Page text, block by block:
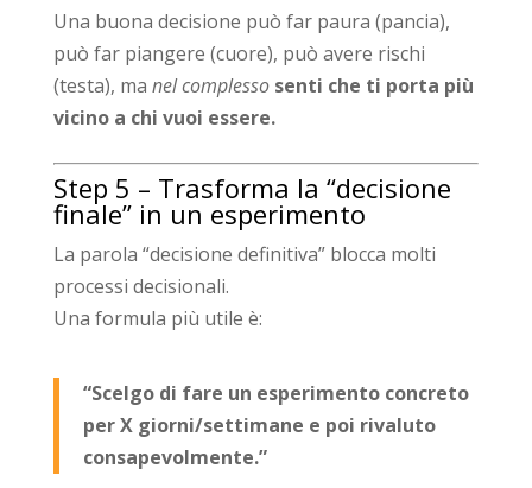
Una buona decisione può far paura (pancia),
può far piangere (cuore), può avere rischi
(testa), ma nel complesso senti che ti porta più
vicino a chi vuoi essere.
Step 5 – Trasforma la “decisione
finale” in un esperimento
La parola “decisione definitiva” blocca molti
processi decisionali.
Una formula più utile è:
“Scelgo di fare un esperimento concreto
per X giorni/settimane e poi rivaluto
consapevolmente.”